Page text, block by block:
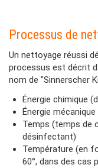
Processus de
Un nettoyage réussi
processus est décrit
nom de "Sinnerscher
Énergie chimique
Énergie
Temps (temps de
désinfectant)
Température (en
60°, dans des cas